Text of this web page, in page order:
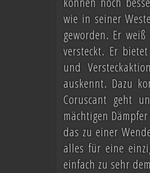
wie in seiner
geworden. Er
versteckt. Er
und
auskennt. Dazu
Coruscant geht
mächtigen
das zu einer
alles für eine
einfach zu sehr